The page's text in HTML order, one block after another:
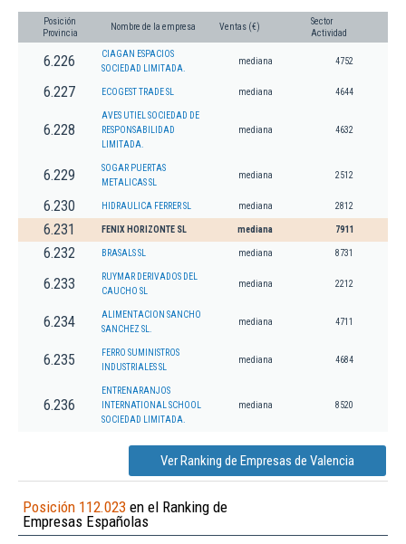
Posición
Provincia
Nombre de la empresa Ventas (€)
Sector
Actividad
6.226
CIAGAN ESPACIOS
SOCIEDAD LIMITADA.
mediana 4752
6.227 ECOGEST TRADE SL mediana 4644
6.228
AVES UTIEL SOCIEDAD DE
RESPONSABILIDAD
LIMITADA.
mediana 4632
6.229
SOGAR PUERTAS
METALICAS SL
mediana 2512
6.230 HIDRAULICA FERRER SL mediana 2812
6.231 FENIX HORIZONTE SL mediana 7911
6.232 BRASALS SL mediana 8731
6.233
RUYMAR DERIVADOS DEL
CAUCHO SL
mediana 2212
6.234
ALIMENTACION SANCHO
SANCHEZ SL.
mediana 4711
6.235
FERRO SUMINISTROS
INDUSTRIALES SL
mediana 4684
6.236
ENTRENARANJOS
INTERNATIONAL SCHOOL
SOCIEDAD LIMITADA.
mediana 8520
Ver Ranking de Empresas de Valencia
Posición 112.023 en el Ranking de
Empresas Españolas